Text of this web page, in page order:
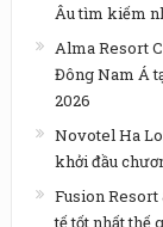
Âu tìm kiếm
Alma Resort
Đông Nam Á
2026
Novotel Ha
khởi đầu
Fusion
tế tốt nhất thế